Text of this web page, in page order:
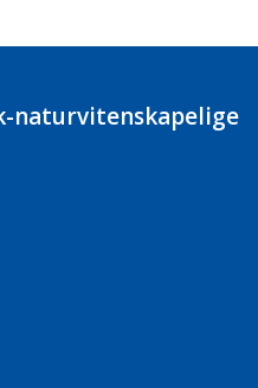
naturvitenskapelige